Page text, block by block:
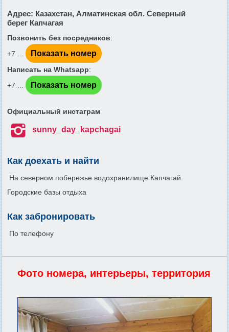
Адрес: Казахстан, Алматинская обл. Северный
берег Капчагая
Позвонить без посредников:
+7 ...
Показать номер
Написать на Whatsapp:
+7 ...
Показать номер
Официальный инстаграм
 sunny_day_kapchagai
Как доехать и найти
На северном побережье водохранилище Капчагай.
Городские базы отдыха
Как забронировать
По телефону
Фото номера, интерьеры, территория